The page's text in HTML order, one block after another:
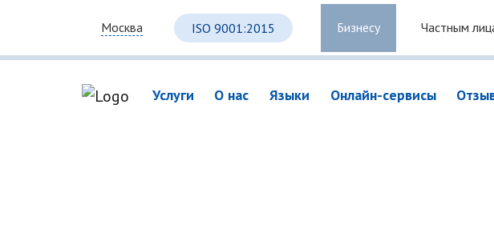
Москва ISO 9001:2015 Бизнесу Частным
Услуги О нас Языки Онлайн-сервисы